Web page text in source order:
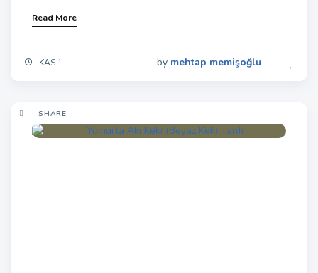
Read More
KAS 1 by mehtap memişoğlu
SHARE